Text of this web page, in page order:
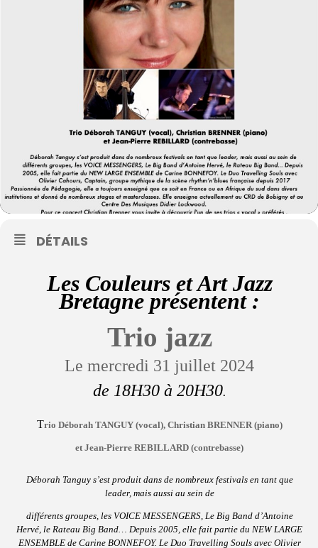
DÉTAILS
Les Couleurs et Art Jazz
Bretagne présentent :
Trio jazz
Le mercredi 31 juillet 2024
de 18H30 à 20H30.
Trio Déborah TANGUY(vocal), Christian BRENNER (piano)
et Jean-Pierre REBILLARD (contrebasse)
Déborah Tanguy s’est produit dans de nombreux festivals en tant que
leader, mais aussi au sein de
différents groupes, les VOICE MESSENGERS, Le Big Band d’Antoine
Hervé, le Rateau Big Band… Depuis 2005, elle fait partie du NEW LARGE
ENSEMBLE de Carine BONNEFOY. Le Duo Travelling Souls avec Olivier